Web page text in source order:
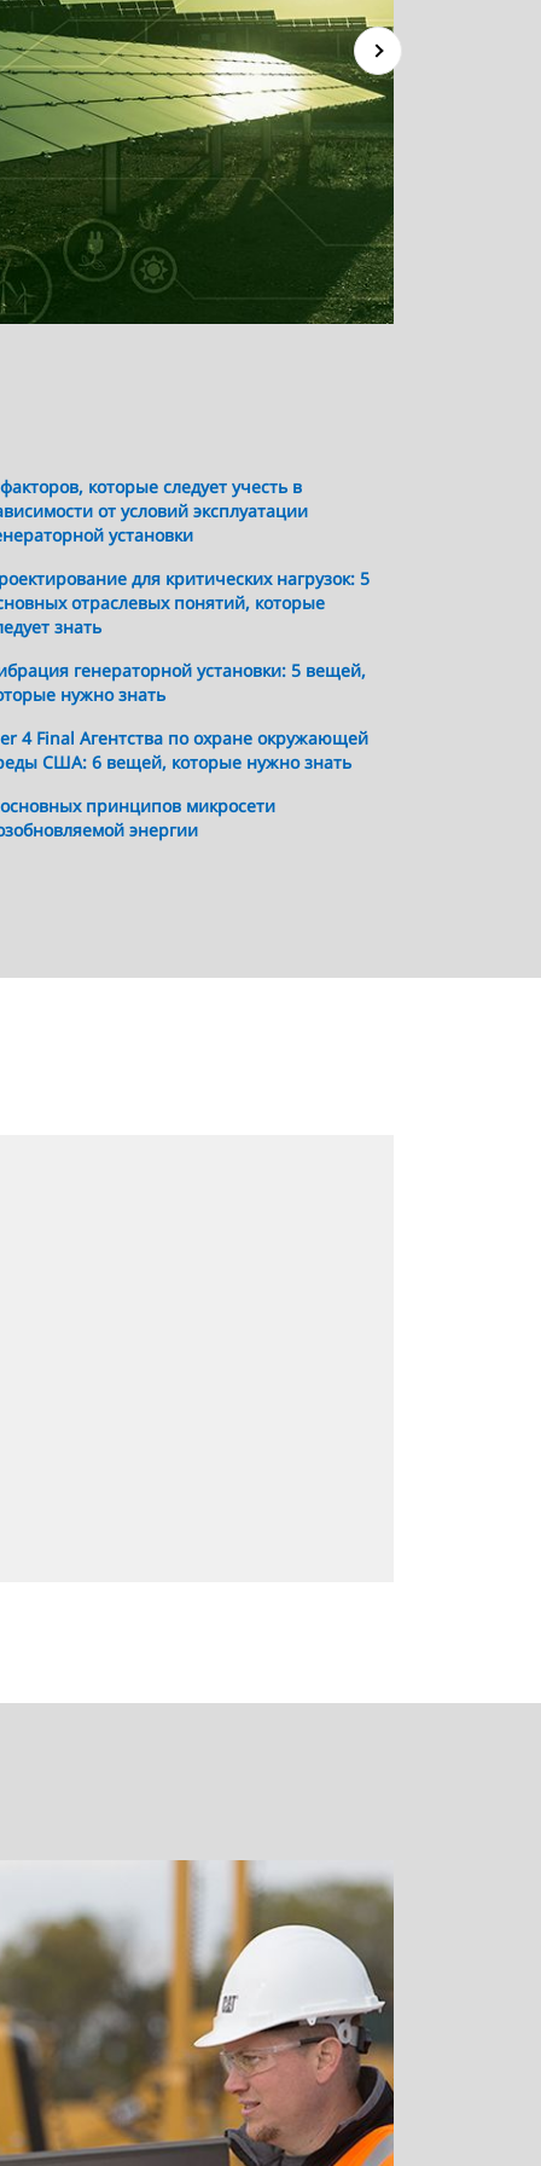
которые следует учесть в
от условий эксплуатации
установки
для критических нагрузок: 5
отраслевых понятий, которые
знать
генераторной установки: 5 вещей,
нужно знать
4 Final Агентства по охране окружающей
США: 6 вещей, которые нужно знать
принципов микросети
энергии